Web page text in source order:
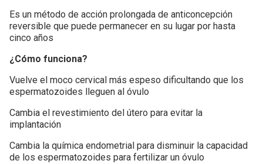
Es un método de acción prolongada de anticoncepción
reversible que puede permanecer en su lugar por hasta
cinco años
¿Cómo funciona?
Vuelve el moco cervical más espeso dificultando que los
espermatozoides lleguen al óvulo
Cambia el revestimiento del útero para evitar la
implantación
Cambia la química endometrial para disminuir la capacidad
de los espermatozoides para fertilizar un óvulo